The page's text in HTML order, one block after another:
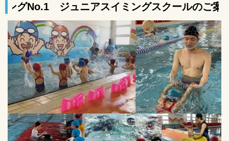
スイミングスクールのご案内